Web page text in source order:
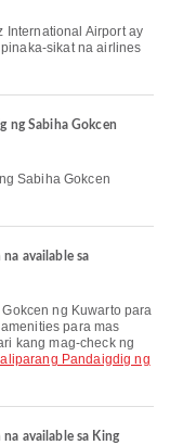
sikat na airlines
ng Sabiha Gokcen
available sa
para mas
kang mag-check ng
Pandaigdig ng
available sa King